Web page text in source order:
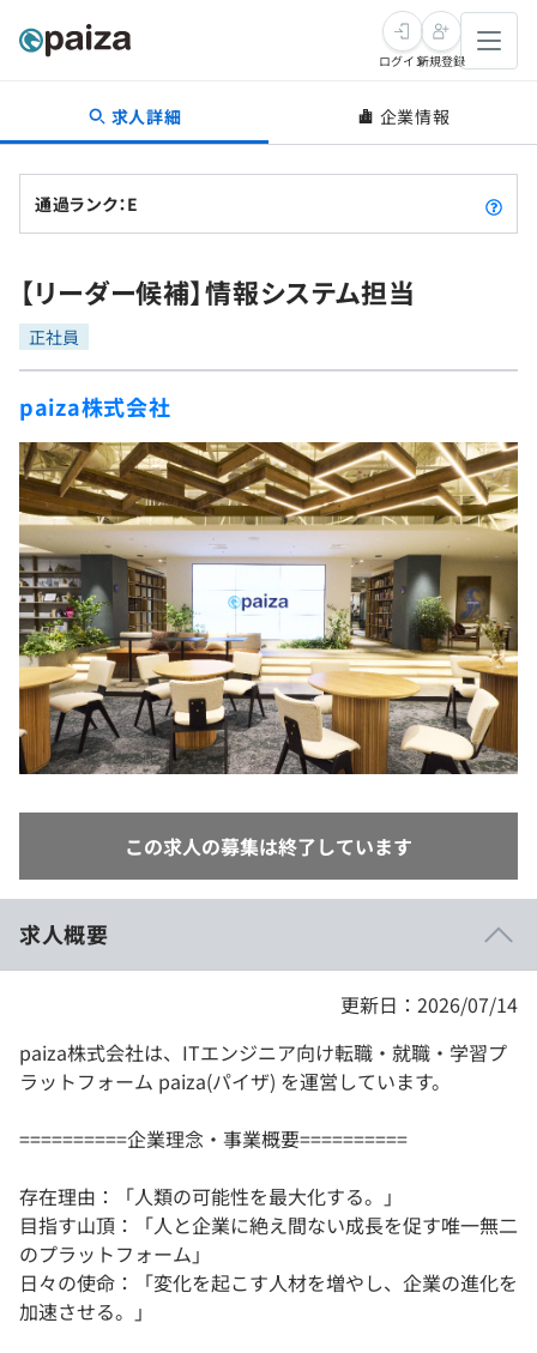
転職・キャリア
転職成功ガイド
転職エージェント
インタビュー
新卒就活
求人検索
本選考
インターン
新卒エージェント
イベント・セミナー
インタビュー
就活成功ガイド
学習
講座一覧
問題集
4択課題
ナレッジ
リファレンス
プラン
個人向けプラン
学校向けプラン
スキルチェック
プログラミング言語
SQL
評価結果一覧
再チャレンジ結果一覧
ゲーム・マンガ
メディア
Tech Team Journal
paiza times
note
paizaとは？
ログイン新規登録
求人詳細 企業情報
通過ランク：E
【リーダー候補】情報システム担当
正社員
paiza株式会社
この求人の募集は終了しています
求人概要
更新日：2026/07/14
paiza株式会社は、ITエンジニア向け転職・就職・学習プ
ラットフォーム paiza(パイザ) を運営しています。
==========企業理念・事業概要==========
存在理由：「人類の可能性を最大化する。」
目指す山頂：「人と企業に絶え間ない成長を促す唯一無二
のプラットフォーム」
日々の使命：「変化を起こす人材を増やし、企業の進化を
加速させる。」